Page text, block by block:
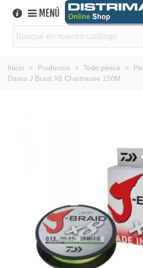
MENÚ
Inicio > Productos > Todo pesca >
Daiwa J Braid X8 Chartreuse 150M